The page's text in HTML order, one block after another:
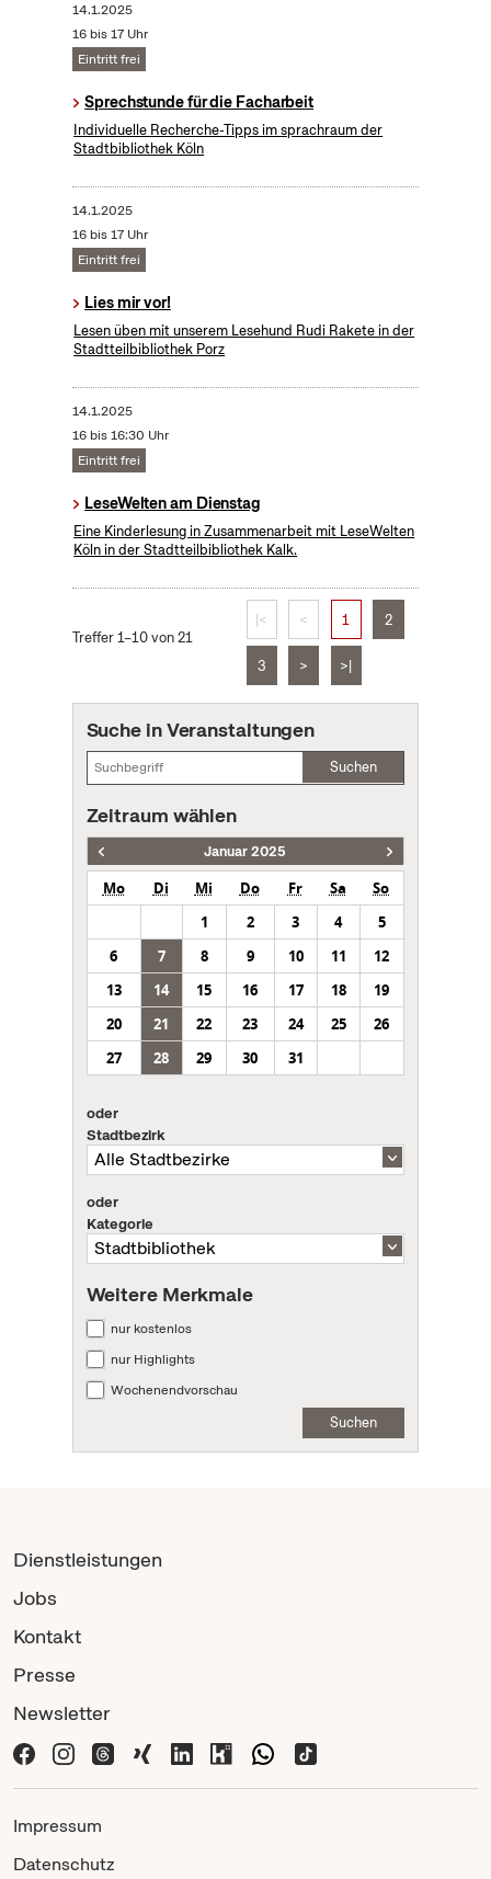
14.1.2025
16 bis 17 Uhr
Eintritt frei
Sprechstunde für die Facharbeit
Individuelle Recherche-Tipps im sprachraum der
Stadtbibliothek Köln
14.1.2025
16 bis 17 Uhr
Eintritt frei
Lies mir vor!
Lesen üben mit unserem Lesehund Rudi Rakete in der
Stadtteilbibliothek Porz
14.1.2025
16 bis 16:30 Uhr
Eintritt frei
LeseWelten am Dienstag
Eine Kinderlesung in Zusammenarbeit mit LeseWelten
Köln in der Stadtteilbibliothek Kalk.
Treffer 1–10 von 21
|< < 1 2
3 > >|
Suche in Veranstaltungen
Suchen
Zeitraum wählen
Januar 2025
Mo Di Mi Do Fr Sa
So
1
2 3 4
5
6
7 8 9 10 11
12
13
14 15 16 17 18
19
20
21 22 23 24 25
26
27
28 29 30 31
oder
Stadtbezirk
oder
Kategorie
Weitere Merkmale
nur kostenlos
nur Highlights
Wochenendvorschau
Suchen
Dienstleistungen
Jobs
Kontakt
Presse
Newsletter
Impressum
Datenschutz